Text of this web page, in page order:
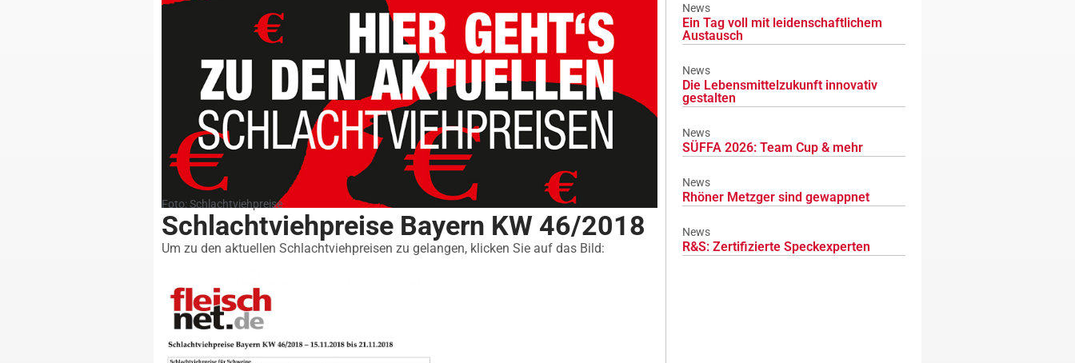
Foto: Schlachtviehpreise
Schlachtviehpreise Bayern KW 46/2018
Um zu den aktuellen Schlachtviehpreisen zu gelangen, klicken Sie auf das Bild:
News
Ein Tag voll mit leidenschaftlichem
Austausch
News
Die Lebensmittelzukunft innovativ
gestalten
News
SÜFFA 2026: Team Cup & mehr
News
Rhöner Metzger sind gewappnet
News
R&S: Zertifizierte Speckexperten